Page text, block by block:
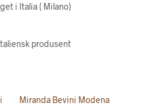
i Italia ( Milano)
produsent
Miranda Bevini Modena